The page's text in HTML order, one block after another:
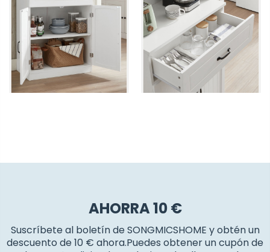
AHORRA 10 €
Suscríbete al boletín de SONGMICSHOME y obtén un
descuento de 10 € ahora.Puedes obtener un cupón de